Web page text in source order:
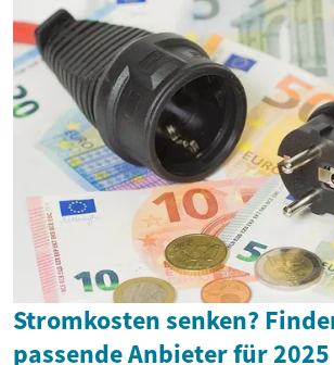
Stromkosten senken?
passende Anbieter für 2025